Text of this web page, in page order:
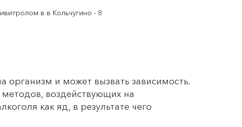
организм и может вызвать зависимость.
воздействующих на
как яд, в результате чего